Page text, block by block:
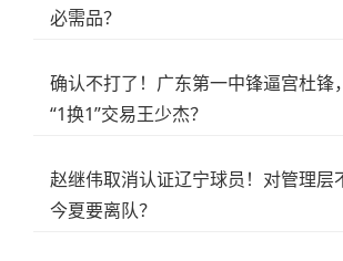
必需品？
确认不打了！广东第一中锋逼宫杜锋
“1换1”交易王少杰？
赵继伟取消认证辽宁球员！对管理层
今夏要离队？